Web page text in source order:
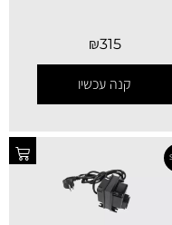
₪315
קנה עכשיו